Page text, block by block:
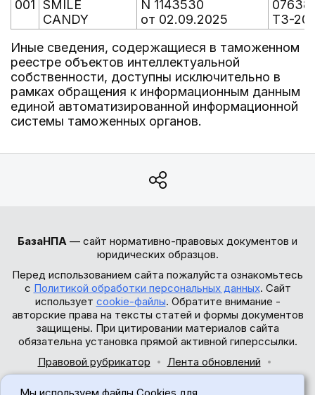
001 SMILE
CANDY
N 1143530
от 02.09.2025
ТЗ-
Иные сведения, содержащиеся в таможенном
реестре объектов интеллектуальной
собственности, доступны исключительно в
рамках обращения к информационным данным
единой автоматизированной информационной
системы таможенных органов.
БазаНПА — сайт нормативно-правовых документов и
юридических образцов.
Перед использованием сайта пожалуйста ознакомьтесь
с Политикой обработки персональных данных. Сайт
использует cookie-файлы. Обратите внимание -
авторские права на тексты статей и формы документов
защищены. При цитировании материалов сайта
обязательна установка прямой активной гиперссылки.
Правовой рубрикатор
Лента обновлений